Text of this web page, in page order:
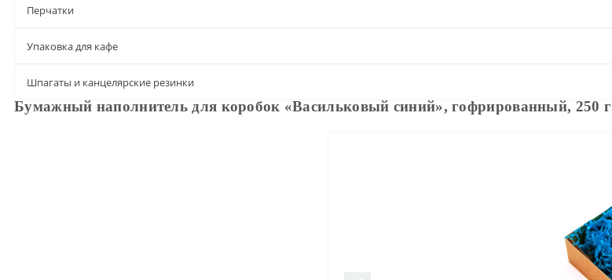
Перчатки
Упаковка для кафе
Шпагаты и канцелярские резинки
Бумажный наполнитель для коробок «Васильковый синий», гофрированный, 250 г